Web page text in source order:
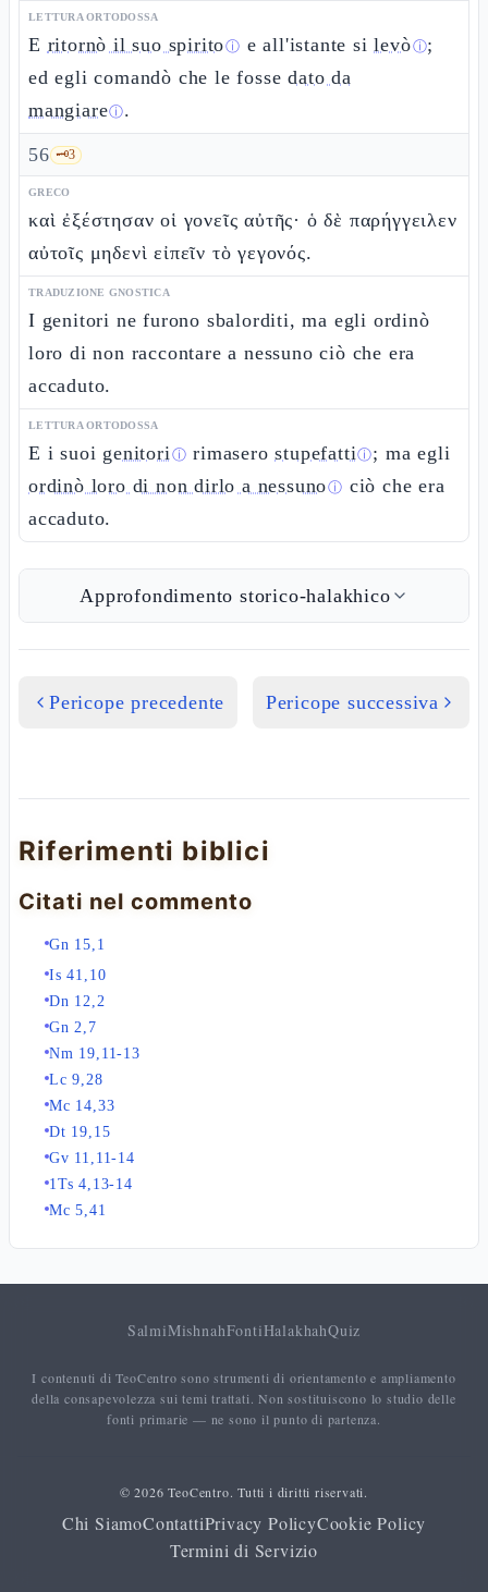
LETTURA ORTODOSSA
E ritornò il suo spiritoⓘ e all'istante silevòⓘ;
ed egli comandò che le fossedato da
mangiareⓘ.
56 🗝️3
GRECO
καὶ ἐξέστησαν οἱ γονεῖς αὐτῆς· ὁ δὲ παρήγγειλεν
αὐτοῖς μηδενὶ εἰπεῖν τὸ γεγονός.
TRADUZIONE GNOSTICA
I genitori ne furono sbalorditi, ma egli ordinò
loro di non raccontare a nessuno ciò che era
accaduto.
LETTURA ORTODOSSA
E i suoi genitoriⓘ rimaserostupefattiⓘ; ma egli
ordinò loro di non dirlo a nessunoⓘ ciò che era
accaduto.
Approfondimento storico-halakhico
Pericope precedente Pericope successiva
Riferimenti biblici
Citati nel commento
Gn 15,1
Is 41,10
Dn 12,2
Gn 2,7
Nm 19,11-13
Lc 9,28
Mc 14,33
Dt 19,15
Gv 11,11-14
1Ts 4,13-14
Mc 5,41
SalmiMishnahFontiHalakhahQuiz
I contenuti di TeoCentro sono strumenti di orientamento e ampliamento
della consapevolezza sui temi trattati. Non sostituiscono lo studio delle
fonti primarie — ne sono il punto di partenza.
© 2026 TeoCentro. Tutti i diritti riservati.
Chi SiamoContattiPrivacy PolicyCookie Policy
Termini di Servizio